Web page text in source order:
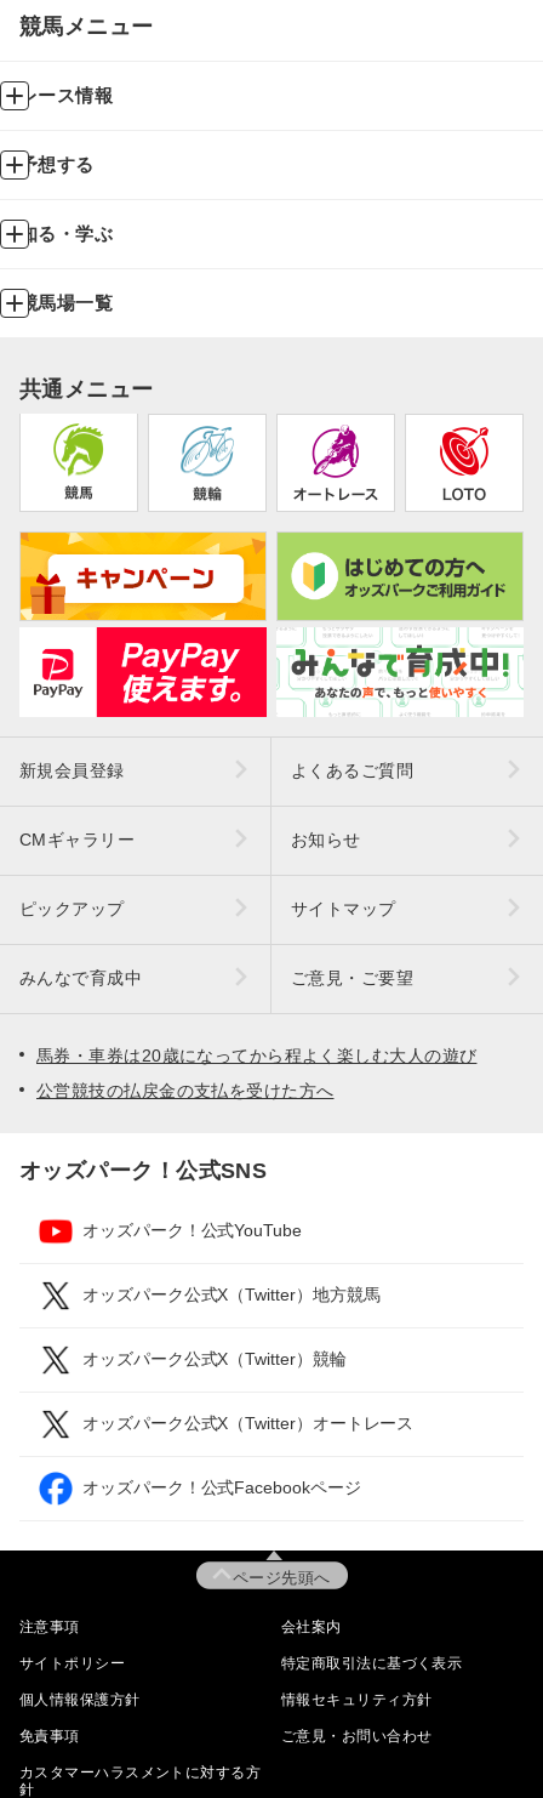
競馬メニュー
レース情報
予想する
知る・学ぶ
競馬場一覧
共通メニュー
新規会員登録 よくあるご質問
CMギャラリー お知らせ
ピックアップ サイトマップ
みんなで育成中 ご意見・ご要望
馬券・車券は20歳になってから程よく楽しむ大人の遊び
公営競技の払戻金の支払を受けた方へ
オッズパーク！公式SNS
オッズパーク！公式YouTube
オッズパーク公式X（Twitter）地方競馬
オッズパーク公式X（Twitter）競輪
オッズパーク公式X（Twitter）オートレース
オッズパーク！公式Facebookページ
ページ先頭へ
注意事項 会社案内
サイトポリシー 特定商取引法に基づく表示
個人情報保護方針 情報セキュリティ方針
免責事項 ご意見・お問い合わせ
カスタマーハラスメントに対する方
針